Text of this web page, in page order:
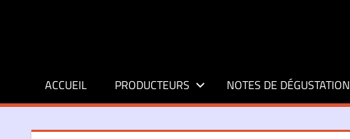
ACCUEIL PRODUCTEURS NOTES DE DÉGUSTATION